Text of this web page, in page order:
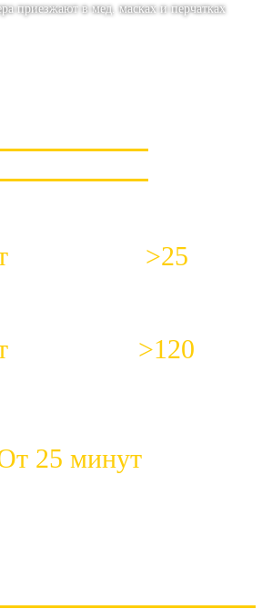
приезжают в мед. масках и перчатках
>25
>120
25 минут